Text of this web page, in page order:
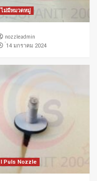
ไม่มีหมวดหมู่
nozzleadmin
่14 มกราคม 2024
I Puls Nozzle